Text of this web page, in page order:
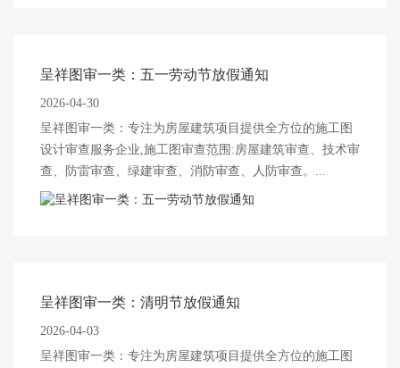
呈祥图审一类：五一劳动节放假通知
2026-04-30
呈祥图审一类：专注为房屋建筑项目提供全方位的施工图
设计审查服务企业,施工图审查范围:房屋建筑审查、技术审
查、防雷审查、绿建审查、消防审查、人防审查。...
呈祥图审一类：清明节放假通知
2026-04-03
呈祥图审一类：专注为房屋建筑项目提供全方位的施工图